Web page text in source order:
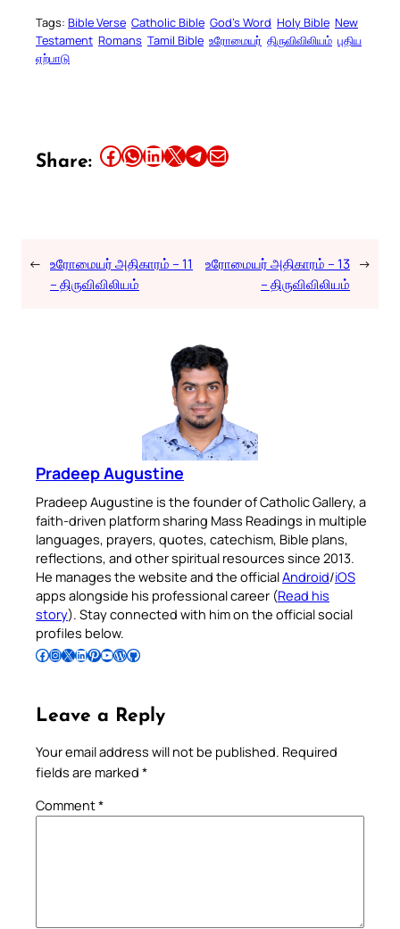
Tags: Bible Verse Catholic Bible God’s Word Holy Bible New
Testament Romans Tamil Bible உரோமையர் திருவிவிலியம் புதிய
ஏற்பாடு
Share: Share this article on Facebook Share this article on WhatsApp Share this article on LinkedIn Share this article on X Share this article on TelegramEmail this Article
← உரோமையர் அதிகாரம் – 11
– திருவிவிலியம்
உரோமையர் அதிகாரம் – 13
– திருவிவிலியம்
→
Pradeep Augustine
Pradeep Augustine is the founder of Catholic Gallery, a
faith-driven platform sharing Mass Readings in multiple
languages, prayers, quotes, catechism, Bible plans,
reflections, and other spiritual resources since 2013.
He manages the website and the officialAndroid/iOS
apps alongside his professional career (Read his
story). Stay connected with him on the official social
profiles below.
Follow Pradeep on Facebook Follow Pradeep on InstagramFollow Pradeep on X Follow Pradeep on LinkedIn Follow Pradeep on Pinterest Subscribe to Pradeep’s Youtube Channel Follow Pradeep on WordPress Follow Pradeep on GitHub
Leave a Reply
Your email address will not be published. Required
fields are marked *
Comment*